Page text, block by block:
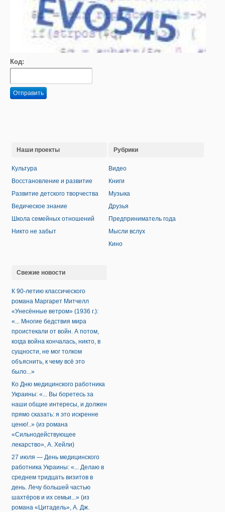
Код:
Отправить
Наши проекты
Культура
Восстановление и развитие
Развитие детского творчества
Ведическое знание
Школа семейных отношений
Никто не забыт
Рубрики
Видео
Книги
Музыка
Друзья
Предприниматель года
Мысли вслух
Кино
Свежие новости
К 90-летию классического
романа Маргарет Митчелл
«Унесённые ветром» (1936 г.):
«... Многие бедствия мира
проистекали от войн. А потом,
когда война кончалась, никто, в
сущности, не мог толком
объяснить, к чему всё это
было...»
Ко Дню медицинского работника
Украины: «... Вы боретесь за
наши общие интересы, и должен
прямо сказать: я это искренне
ценю!..» (из романа
«Сильнодействующее
лекарство», А. Хейли)
27 июля — День медицинского
работника Украины: «... Делаю в
среднем тридцать визитов в
день. Лечу большей частью
шахтёров и их семьи...» (из
романа «Цитадель», А. Дж.